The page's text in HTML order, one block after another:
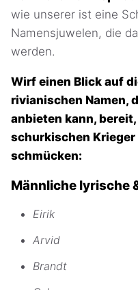
wie unserer ist eine
Namensjuwelen, die
werden.
Wirf einen Blick auf
rivianischen Namen,
anbieten kann,
schurkischen Krieger
schmücken:
Männliche lyrische
Eirik
Arvid
Brandt